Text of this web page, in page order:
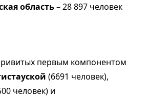
область– 28 897 человек
первым компонентом
(6691 человек),
человек) и